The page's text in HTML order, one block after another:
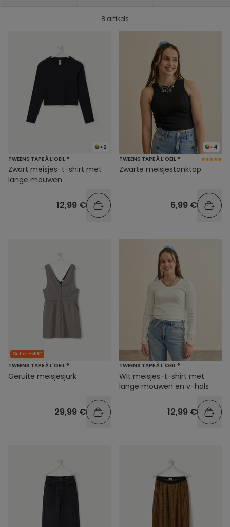
8 artikels
+2
TWEENS TAPE À L'OEIL ®
Zwart meisjes-t-shirt met
lange mouwen
12,99 €
+4
TWEENS TAPE À L'OEIL ®
Zwarte meisjestanktop
6,99 €
Outlet -50%*
TWEENS TAPE À L'OEIL ®
Geruite meisjesjurk
29,99 €
TWEENS TAPE À L'OEIL ®
Wit meisjes-t-shirt met
lange mouwen en v-hals
12,99 €